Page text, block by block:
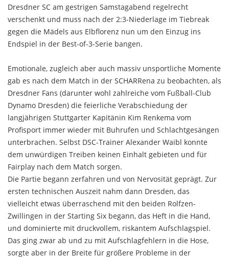
Dresdner SC am gestrigen Samstagabend regelrecht
verschenkt und muss nach der 2:3-Niederlage im Tiebreak
gegen die Mädels aus Elbflorenz nun um den Einzug ins
Endspiel in der Best-of-3-Serie bangen.
Emotionale, zugleich aber auch massiv unsportliche Momente
gab es nach dem Match in der SCHARRena zu beobachten, als
Dresdner Fans (darunter wohl zahlreiche vom Fußball-Club
Dynamo Dresden) die feierliche Verabschiedung der
langjährigen Stuttgarter Kapitänin Kim Renkema vom
Profisport immer wieder mit Buhrufen und Schlachtgesängen
unterbrachen. Selbst DSC-Trainer Alexander Waibl konnte
dem unwürdigen Treiben keinen Einhalt gebieten und für
Fairplay nach dem Match sorgen.
Die Partie begann zerfahren und von Nervosität geprägt. Zur
ersten technischen Auszeit nahm dann Dresden, das
vielleicht etwas überraschend mit den beiden Rolfzen-
Zwillingen in der Starting Six begann, das Heft in die Hand,
und dominierte mit druckvollem, riskantem Aufschlagspiel.
Das ging zwar ab und zu mit Aufschlagfehlern in die Hose,
sorgte aber in der Breite für größere Probleme in der